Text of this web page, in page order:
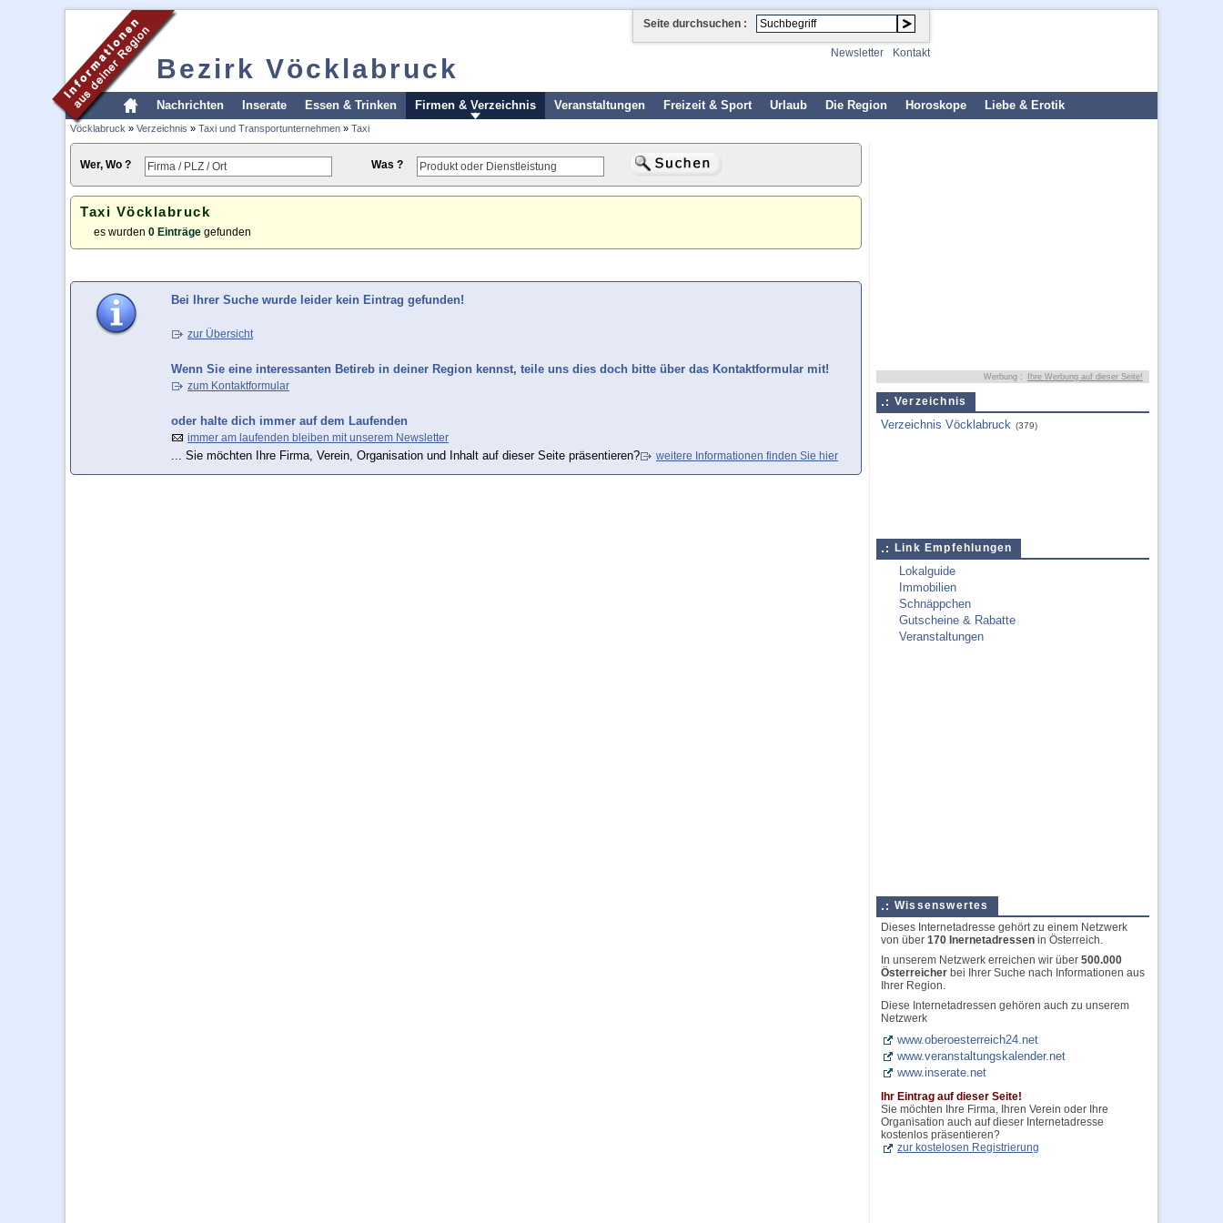
Bezirk Vöcklabruck
Seite durchsuchen :
Newsletter Kontakt
Nachrichten Inserate Essen & Trinken Firmen & Verzeichnis Veranstaltungen Freizeit & Sport Urlaub Die Region Horoskope Liebe & Erotik
Vöcklabruck » Verzeichnis » Taxi und Transportunternehmen » Taxi
Wer, Wo ? Was ?
Taxi Vöcklabruck
es wurden 0 Einträge gefunden
Bei Ihrer Suche wurde leider kein Eintrag gefunden!
zur Übersicht
Wenn Sie eine interessanten Betireb in deiner Region kennst, teile uns dies doch bitte über das Kontaktformular mit!
zum Kontaktformular
oder halte dich immer auf dem Laufenden
immer am laufenden bleiben mit unserem Newsletter
... Sie möchten Ihre Firma, Verein, Organisation und Inhalt auf dieser Seite präsentieren? weitere Informationen finden Sie hier
Werbung : Ihre Werbung auf dieser Seite!
Verzeichnis
Verzeichnis Vöcklabruck (379)
Link Empfehlungen
Lokalguide
Immobilien
Schnäppchen
Gutscheine & Rabatte
Veranstaltungen
Wissenswertes
Dieses Internetadresse gehört zu einem Netzwerk
von über 170 Inernetadressen in Österreich.
In unserem Netzwerk erreichen wir über 500.000
Österreicher bei Ihrer Suche nach Informationen aus
Ihrer Region.
Diese Internetadressen gehören auch zu unserem
Netzwerk
www.oberoesterreich24.net
www.veranstaltungskalender.net
www.inserate.net
Ihr Eintrag auf dieser Seite!
Sie möchten Ihre Firma, Ihren Verein oder Ihre
Organisation auch auf dieser Internetadresse
kostenlos präsentieren?
zur kostelosen Registrierung